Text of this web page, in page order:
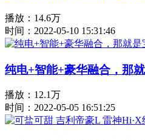
播放：14.6万
时间：2022-05-10 15:31:46
纯电+智能+豪华融合，那
播放：12.1万
时间：2022-05-05 16:51:25